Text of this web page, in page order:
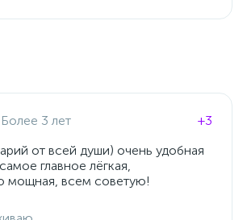
Более 3 лет
+3
от всей души) очень удобная
главное лёгкая,
мощная, всем советую!